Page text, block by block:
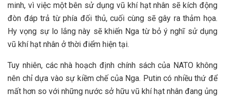
minh, vì việc một bên sử dụng vũ khí hạt nhân sẽ kích động
đòn đáp trả từ phía đối thủ, cuối cùng sẽ gây ra thảm họa.
Hy vọng sự lo lắng này sẽ khiến Nga từ bỏ ý nghĩ sử dụng
vũ khí hạt nhân ở thời điểm hiện tại.
Tuy nhiên, các nhà hoạch định chính sách của NATO không
nên chỉ dựa vào sự kiềm chế của Nga. Putin có nhiều thứ để
mất hơn so với những nước sở hữu vũ khí hạt nhân đang ủng